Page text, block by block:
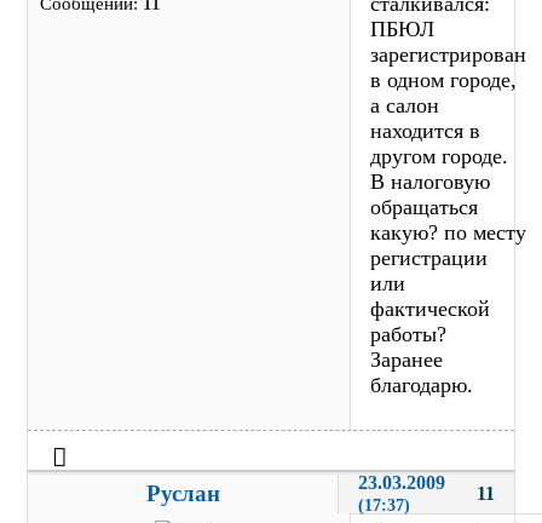
ПБЮЛ
зарегистрирован
в одном городе,
а салон
находится в
другом городе.
В налоговую
обращаться
какую? по месту
регистрации
или
фактической
работы?
Заранее
благодарю.
11
Руслан 23.03.2009
(17:37)